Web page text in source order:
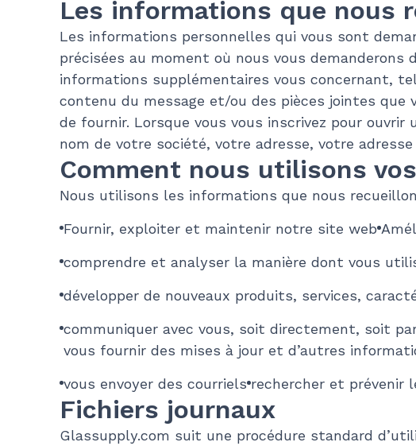
Les informations que nous
Les informations personnelles qui vous sont
précisées au moment où nous vous
informations supplémentaires vous concernant,
contenu du message et/ou des pièces jointes que
de fournir. Lorsque vous vous inscrivez pour
nom de votre société, votre adresse, votre
Comment nous utilisons
Nous utilisons les informations que nous
Fournir, exploiter et maintenir notre site web
comprendre et analyser la manière dont vous
développer de nouveaux produits, services,
communiquer avec vous, soit directement, soit
vous fournir des mises à jour et d’autres
vous envoyer des courriels rechercher et prévenir
Fichiers journaux
Glassupply.com suit une procédure standard